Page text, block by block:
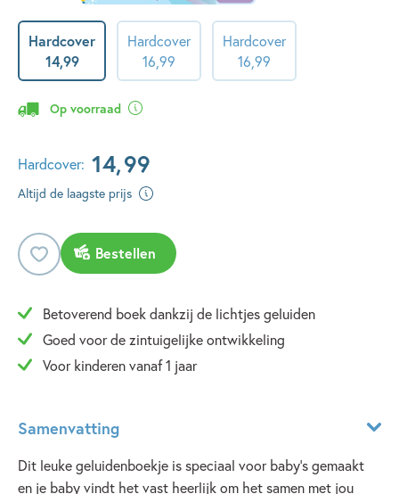
Hardcover
14,99
Hardcover
16,99
Hardcover
16,99
Op voorraad
Hardcover: 14,99
Altijd de laagste prijs
Bestellen
Betoverend boek dankzij de lichtjes geluiden
Goed voor de zintuigelijke ontwikkeling
Voor kinderen vanaf 1 jaar
Samenvatting
Dit leuke geluidenboekje is speciaal voor baby's gemaakt
en je baby vindt het vast heerlijk om het samen met jou